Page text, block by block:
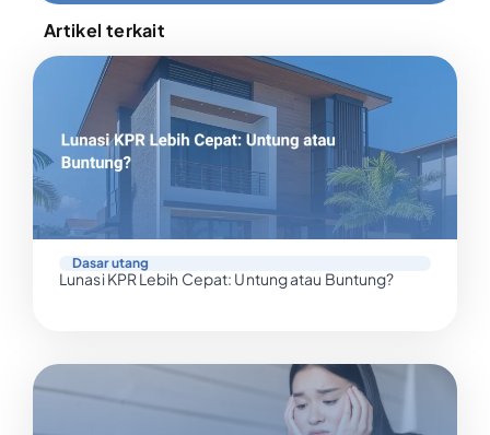
Artikel terkait
Dasar utang
Lunasi KPR Lebih Cepat: Untung atau Buntung?